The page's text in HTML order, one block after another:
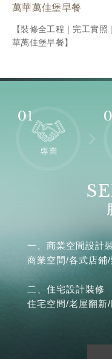
萬華萬佳堡早餐
【裝修全工程｜完工實照
華萬佳堡早餐】
一、商業空間設計
商業空間/各式店鋪
二、住宅設計裝修
住宅空間/老屋翻新